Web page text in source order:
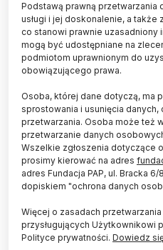
także nowego ministra
wyższego - powiedziała
resortu Barbara
na jej stanowisku będzie,
to zaczekać.
Trójki, dała do
z rządu. Na pytanie, czy
premierem, przyznała:
Podstawą prawną przetwarzania
usługi i jej doskonalenie, a
co stanowi prawnie uzasadniony
mogą być udostępniane na
podmiotom uprawnionym do
obowiązującego prawa.
Osoba, której dane dotyczą, ma
sprostowania i usunięcia danych,
przetwarzania. Osoba może też
przetwarzanie danych
Wszelkie zgłoszenia dotyczące
prosimy kierować na adres
adres Fundacja PAP, ul. Bracka
dopiskiem "ochrona danych
Więcej o zasadach
przysługujących Użytkownikowi
Polityce prywatności. Dowiedz